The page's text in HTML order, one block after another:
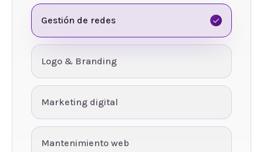
Gestión de redes
Logo & Branding
Marketing digital
Mantenimiento web